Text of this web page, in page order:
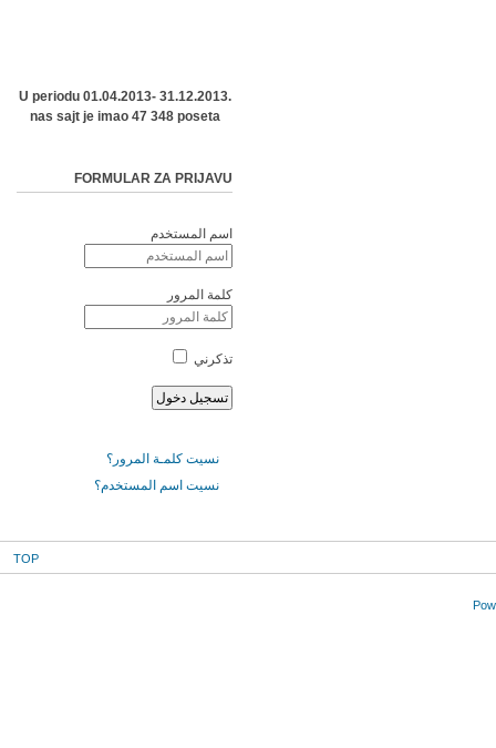
U periodu 01.04.2013- 31.12.2013.
nas sajt je imao 47 348 poseta
FORMULAR ZA PRIJAVU
اسم المستخدم
كلمة المرور
تذكرني
نسيت كلمـة المرور؟
نسيت اسم المستخدم؟
TOP